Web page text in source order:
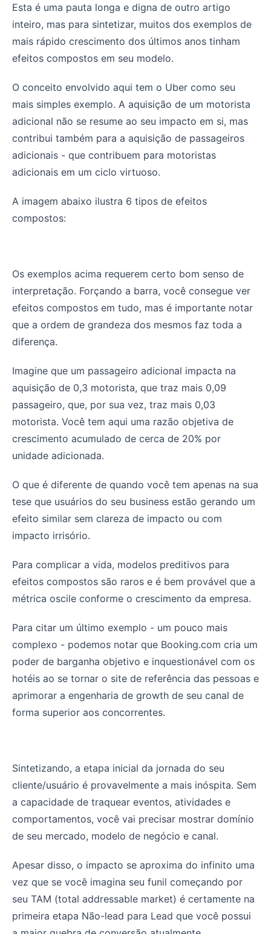
Esta é uma pauta longa e digna de outro artigo
inteiro, mas para sintetizar, muitos dos exemplos de
mais rápido crescimento dos últimos anos tinham
efeitos compostos em seu modelo.
O conceito envolvido aqui tem o Uber como seu
mais simples exemplo. A aquisição de um motorista
adicional não se resume ao seu impacto em si, mas
contribui também para a aquisição de passageiros
adicionais - que contribuem para motoristas
adicionais em um ciclo virtuoso.
A imagem abaixo ilustra 6 tipos de efeitos
compostos:
Os exemplos acima requerem certo bom senso de
interpretação. Forçando a barra, você consegue ver
efeitos compostos em tudo, mas é importante notar
que a ordem de grandeza dos mesmos faz toda a
diferença.
Imagine que um passageiro adicional impacta na
aquisição de 0,3 motorista, que traz mais 0,09
passageiro, que, por sua vez, traz mais 0,03
motorista. Você tem aqui uma razão objetiva de
crescimento acumulado de cerca de 20% por
unidade adicionada.
O que é diferente de quando você tem apenas na sua
tese que usuários do seu business estão gerando um
efeito similar sem clareza de impacto ou com
impacto irrisório.
Para complicar a vida, modelos preditivos para
efeitos compostos são raros e é bem provável que a
métrica oscile conforme o crescimento da empresa.
Para citar um último exemplo - um pouco mais
complexo - podemos notar que Booking.com cria um
poder de barganha objetivo e inquestionável com os
hotéis ao se tornar o site de referência das pessoas e
aprimorar a engenharia de growth de seu canal de
forma superior aos concorrentes.
Sintetizando, a etapa inicial da jornada do seu
cliente/usuário é provavelmente a mais inóspita. Sem
a capacidade de traquear eventos, atividades e
comportamentos, você vai precisar mostrar domínio
de seu mercado, modelo de negócio e canal.
Apesar disso, o impacto se aproxima do infinito uma
vez que se você imagina seu funil começando por
seu TAM (total addressable market) é certamente na
primeira etapa Não-lead para Lead que você possui